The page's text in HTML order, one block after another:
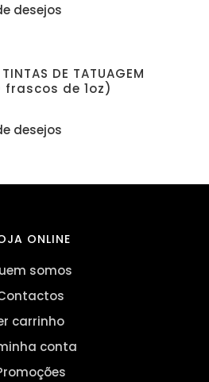
desejos
DE TATUAGEM
de 1oz)
desejos
ONLINE
somos
carrinho
conta